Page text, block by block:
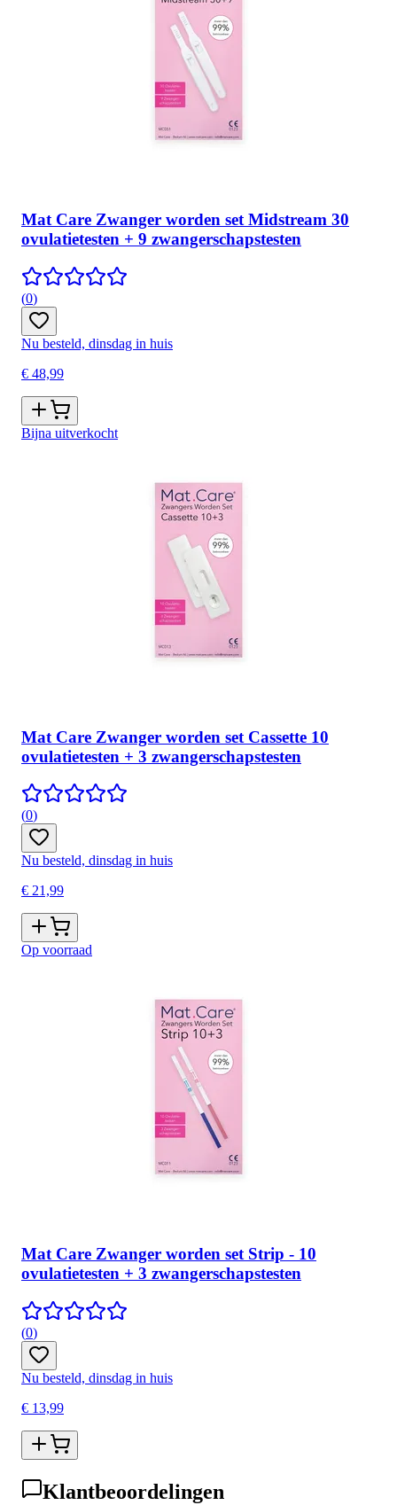
Mat Care Zwanger worden set Midstream 30
ovulatietesten + 9 zwangerschapstesten
(0)
Nu besteld, dinsdag in huis
€ 48,99
Bijna uitverkocht
Mat Care Zwanger worden set Cassette 10
ovulatietesten + 3 zwangerschapstesten
(0)
Nu besteld, dinsdag in huis
€ 21,99
Op voorraad
Mat Care Zwanger worden set Strip - 10
ovulatietesten + 3 zwangerschapstesten
(0)
Nu besteld, dinsdag in huis
€ 13,99
Klantbeoordelingen